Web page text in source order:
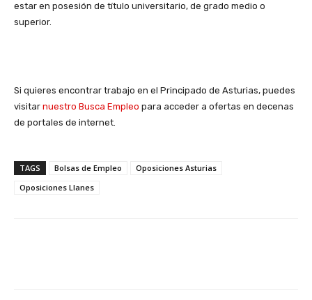
estar en posesión de título universitario, de grado medio o
superior.
Si quieres encontrar trabajo en el Principado de Asturias, puedes
visitar nuestro Busca Empleo para acceder a ofertas en decenas
de portales de internet.
TAGS Bolsas de Empleo
Oposiciones Asturias
Oposiciones Llanes